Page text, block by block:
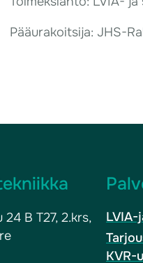
Pääurakoitsija: JHS-
B T27, 2.krs,
LVIA-
KVR-